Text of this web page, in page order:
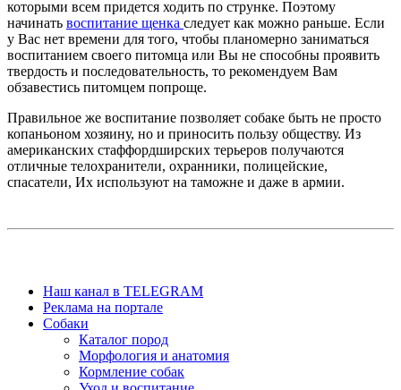
которыми всем придется ходить по струнке. Поэтому
начинать воспитание щенка следует как можно раньше. Если
у Вас нет времени для того, чтобы планомерно заниматься
воспитанием своего питомца или Вы не способны проявить
твердость и последовательность, то рекомендуем Вам
обзавестись питомцем попроще.
Правильное же воспитание позволяет собаке быть не просто
копаньоном хозяину, но и приносить пользу обществу. Из
американских стаффордширских терьеров получаются
отличные телохранители, охранники, полицейские,
спасатели, Их используют на таможне и даже в армии.
Наш канал в TELEGRAM
Реклама на портале
Собаки
Каталог пород
Морфология и анатомия
Кормление собак